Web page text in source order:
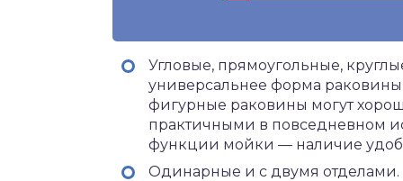
Угловые, прямоугольные,
универсальнее форма
фигурные раковины могут
практичными в повседневном
функции мойки — наличие
Одинарные и с двумя